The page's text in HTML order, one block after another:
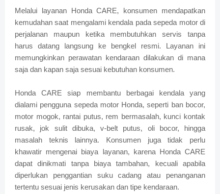
Melalui layanan Honda CARE, konsumen mendapatkan
kemudahan saat mengalami kendala pada sepeda motor di
perjalanan maupun ketika membutuhkan servis tanpa
harus datang langsung ke bengkel resmi. Layanan ini
memungkinkan perawatan kendaraan dilakukan di mana
saja dan kapan saja sesuai kebutuhan konsumen.
Honda CARE siap membantu berbagai kendala yang
dialami pengguna sepeda motor Honda, seperti ban bocor,
motor mogok, rantai putus, rem bermasalah, kunci kontak
rusak, jok sulit dibuka, v-belt putus, oli bocor, hingga
masalah teknis lainnya. Konsumen juga tidak perlu
khawatir mengenai biaya layanan, karena Honda CARE
dapat dinikmati tanpa biaya tambahan, kecuali apabila
diperlukan penggantian suku cadang atau penanganan
tertentu sesuai jenis kerusakan dan tipe kendaraan.